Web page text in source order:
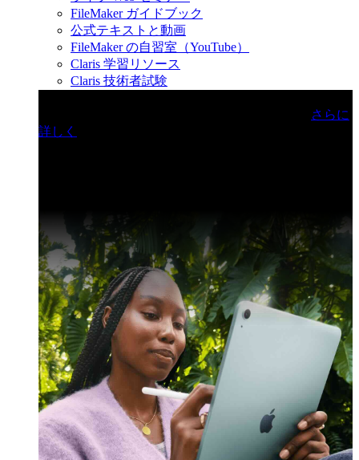
FileMaker ガイドブック
公式テキストと動画
FileMaker の自習室（YouTube）
Claris 学習リソース
Claris 技術者試験
さらに
詳しく